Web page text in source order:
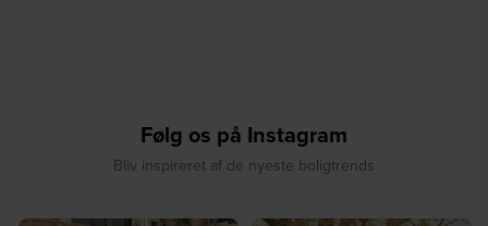
Følg os på Instagram
Bliv inspireret af de nyeste boligtrends